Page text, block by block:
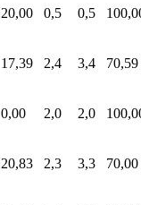
20,00 0,5 0,5
17,39 2,4 3,4 70,59
0,00 2,0 2,0
20,83 2,3 3,3 70,00